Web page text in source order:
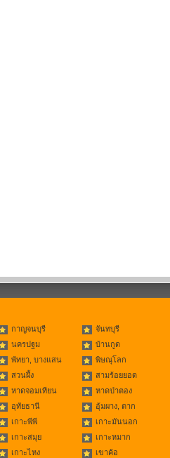
กาญจนบุรี
จันทบุรี
นครปฐม
บ้านกูด
พัทยา, บางแสน
พิษณุโลก
สวนผึ้ง
สามร้อยยอด
หาดจอมเทียน
หาดป่าตอง
อุทัยธานี
อุ้มผาง, ตาก
เกาะพีพี
เกาะมันนอก
เกาะสมุย
เกาะหมาก
เกาะไหง เขาค้อ